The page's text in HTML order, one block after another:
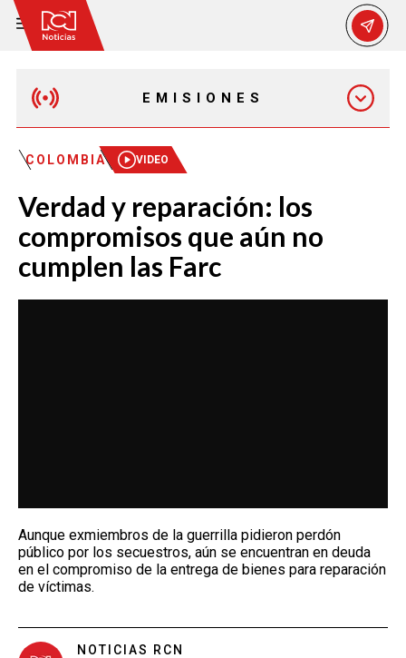
EMISIONES
MAÑANA EXPRESS
EMISIÓN 12:30 PM
EMISIÓN 7:00 PM
COLOMBIA VIDEO
Verdad y reparación: los
compromisos que aún no
cumplen las Farc
Aunque exmiembros de la guerrilla pidieron perdón
público por los secuestros, aún se encuentran en deuda
en el compromiso de la entrega de bienes para reparación
de víctimas.
NOTICIAS RCN